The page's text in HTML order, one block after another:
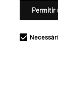
Permitir